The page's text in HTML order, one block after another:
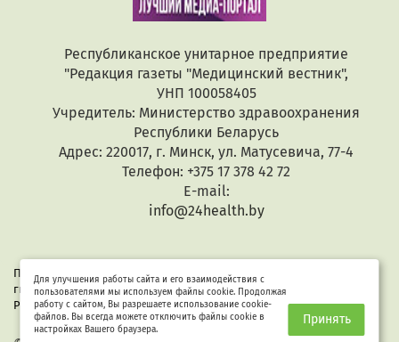
Республиканское унитарное предприятие
"Редакция газеты "Медицинский вестник",
УНП 100058405
Учредитель: Министерство здравоохранения
Республики Беларусь
Адрес: 220017, г. Минск, ул. Матусевича, 77-4
Телефон: +375 17 378 42 72
E-mail:
info@24health.by
При копировании или цитировании текстов активная
гиперссылка обязательна. Все материалы защищены законом
Республики Беларусь «Об авторском праве и смежных правах».
Для улучшения работы сайта и его взаимодействия с
пользователями мы используем файлы cookie. Продолжая
работу с сайтом, Вы разрешаете использование cookie-
файлов. Вы всегда можете отключить файлы cookie в
настройках Вашего браузера.
Принять